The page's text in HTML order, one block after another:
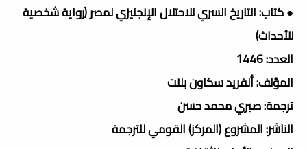
● كتاب: التاريخ السري للاحتلال الإنجليزي لمصر (رواية شخصية
للأحداث)
العدد: 1446
المؤلف: ألفريد سكاون بلنت
ترجمة: صبري محمد حسن
الناشر: المشروع (المركز) القومي للترجمة